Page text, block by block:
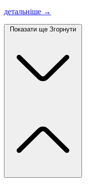
детальніше →
Показати ще Згорнути